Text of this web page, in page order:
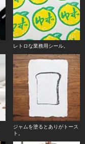
レトロな業務用シール。
ジャムを塗るとありがトース
ト。